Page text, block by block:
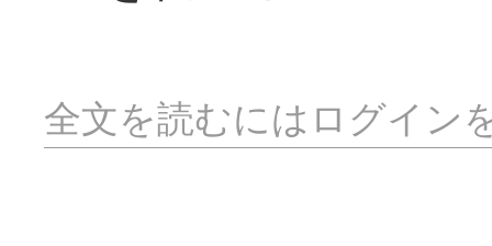
全文を読むにはログイン